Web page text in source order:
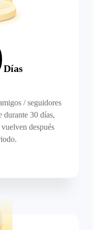
Días
/ seguidores
durante 30 días,
después